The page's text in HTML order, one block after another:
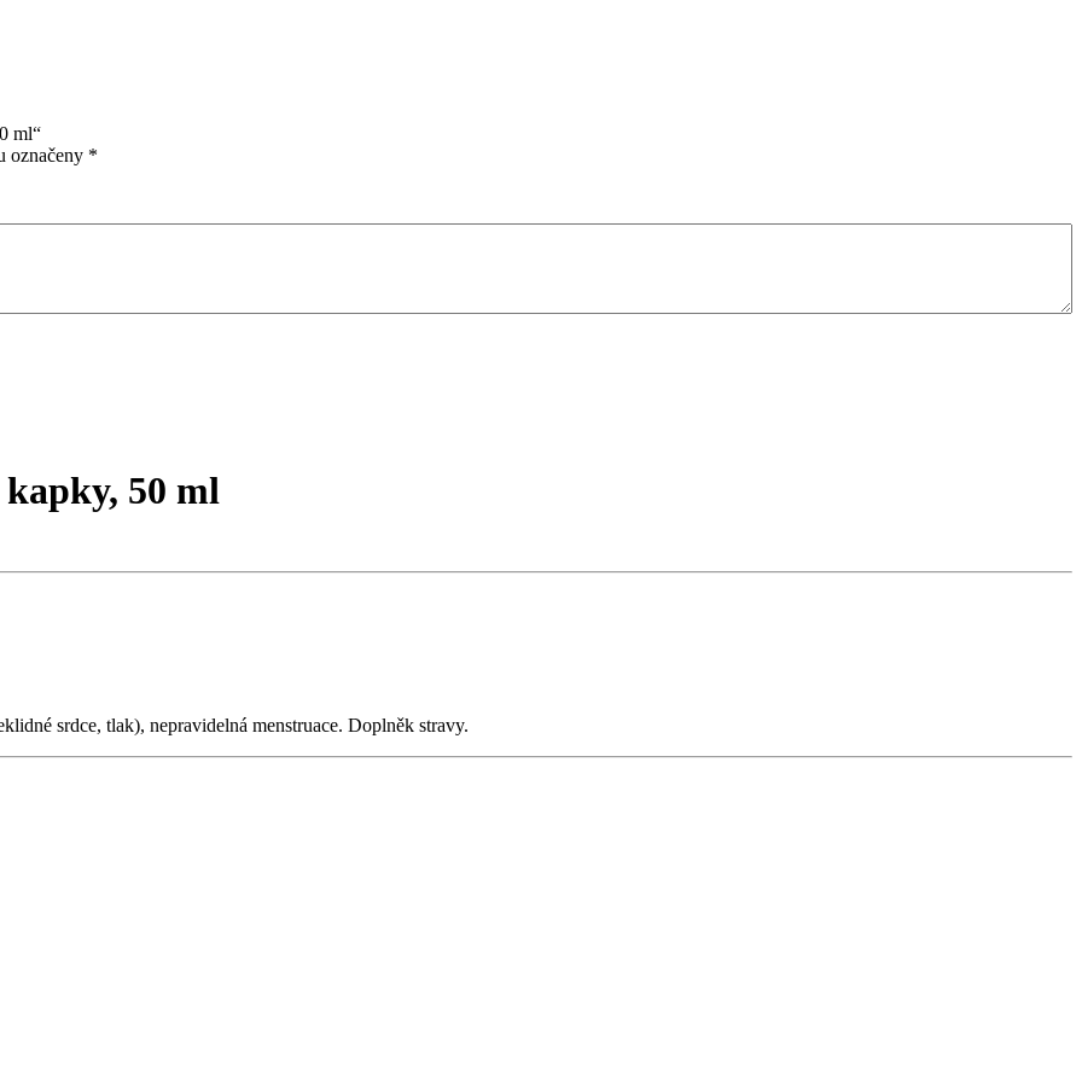
ml“
označeny *
50 ml
srdce, tlak), nepravidelná menstruace. Doplněk stravy.